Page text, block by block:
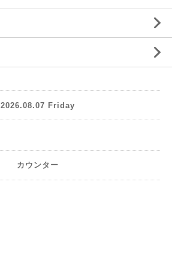
2026.08.07 Friday
カウンター